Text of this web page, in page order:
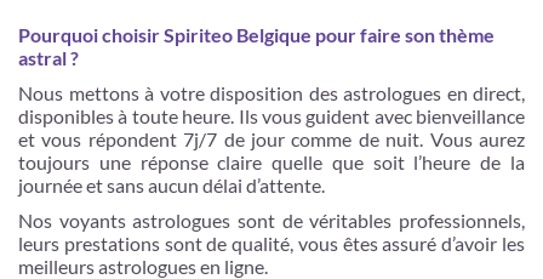
Pourquoi choisir Spiriteo Belgique pour faire son thème
astral ?
Nous mettons à votre disposition des astrologues en direct,
disponibles à toute heure. Ils vous guident avec bienveillance
et vous répondent 7j/7 de jour comme de nuit. Vous aurez
toujours une réponse claire quelle que soit l’heure de la
journée et sans aucun délai d’attente.
Nos voyants astrologues sont de véritables professionnels,
leurs prestations sont de qualité, vous êtes assuré d’avoir les
meilleurs astrologues en ligne.